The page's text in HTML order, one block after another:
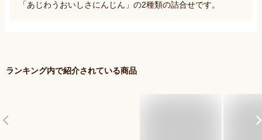
「あじわうおいしさにんじん」の2種類の詰合せです。
ランキング内で紹介されている商品